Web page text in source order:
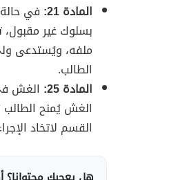
المادة 21:
في
بسلوك غير
ملفه، ويُستدعى
الطالب.
المادة 25:
الغش
الغش يُمنح
القسم لاتخاد